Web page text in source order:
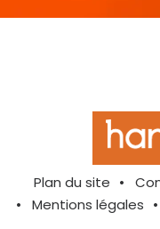
Plan du site
Mentions légales